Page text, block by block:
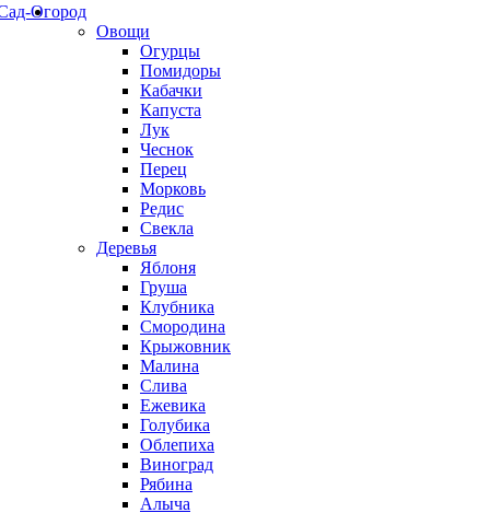
Огород
Овощи
Огурцы
Помидоры
Кабачки
Капуста
Лук
Чеснок
Перец
Морковь
Редис
Свекла
Деревья
Яблоня
Груша
Клубника
Смородина
Крыжовник
Малина
Слива
Ежевика
Голубика
Облепиха
Виноград
Рябина
Алыча